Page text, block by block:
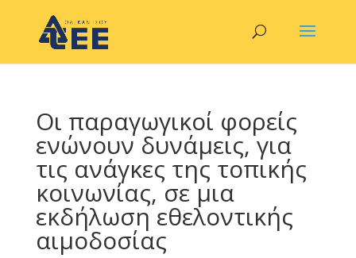
Οι παραγωγικοί φορείς
ενώνουν δυνάμεις, για
τις ανάγκες της τοπικής
κοινωνίας, σε μια
εκδήλωση εθελοντικής
αιμοδοσίας